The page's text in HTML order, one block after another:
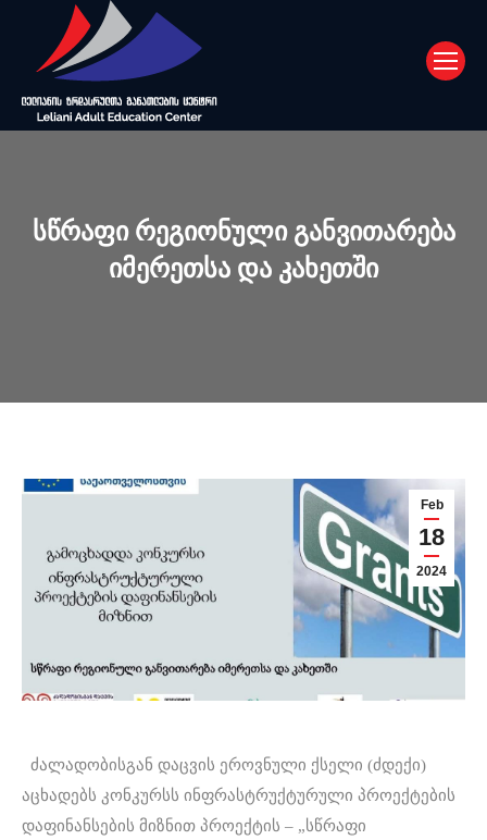
ᲡᲬᲠᲐᲤᲘ ᲠᲔᲒᲘᲝᲜᲣᲚᲘ ᲒᲐᲜᲕᲘᲗᲐᲠᲔᲑᲐ
ᲘᲛᲔᲠᲔᲗᲡᲐ ᲓᲐ ᲙᲐᲮᲔᲗᲨᲘ
Feb
18
2024
ძალადობისგან დაცვის ეროვნული ქსელი (ძდექი)
აცხადებს კონკურსს ინფრასტრუქტურული პროექტების
დაფინანსების მიზნით პროექტის – „სწრაფი